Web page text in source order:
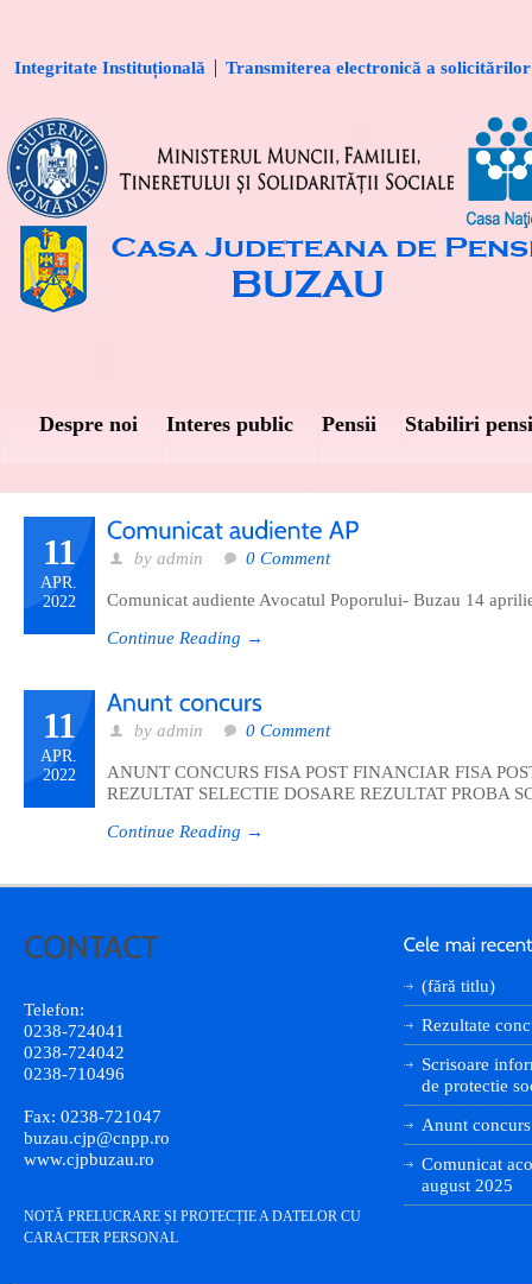
Integritate Instituțională Transmiterea electronică a solicitărilor
Despre noi Interes public Pensii Stabiliri
11
APR.
2022
by admin 0 Comment
Comunicat audiente Avocatul Poporului- Buzau 14
Continue Reading →
11
APR.
2022
by admin 0 Comment
ANUNT CONCURS FISA POST FINANCIAR FISA
REZULTAT SELECTIE DOSARE REZULTAT PROBA
Continue Reading →
Telefon:
0238-724041
0238-724042
0238-710496
Fax: 0238-721047
buzau.cjp@cnpp.ro
www.cjpbuzau.ro
NOTĂ PRELUCRARE ȘI PROTECȚIE A DATELOR CU
CARACTER PERSONAL
(fără titlu)
Rezultate
Scrisoare
de protectie
Anunt concurs
Comunicat
august 2025